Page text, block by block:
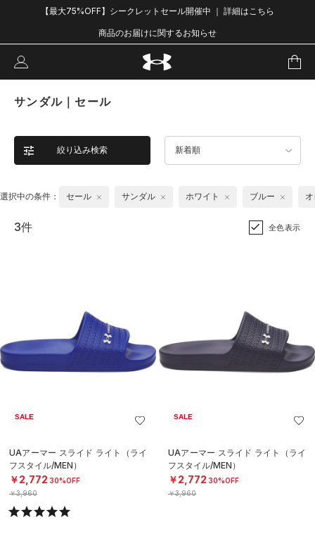
【最大75%OFF】シークレットセール開催中 ｜ 詳細はこちら
商品のお届けに関するお知らせ
サンダル｜セール
絞り込み検索 新着順
選択中の条件： セール サンダル ホワイト ブルー
3件 全色表示
SALE
UAアーマー スライド ライト（ライ
フスタイル/MEN）
￥2,772 30%OFF
￥3,960
SALE
UAアーマー スライド ライト（ライ
フスタイル/MEN）
￥2,772 30%OFF
￥3,960